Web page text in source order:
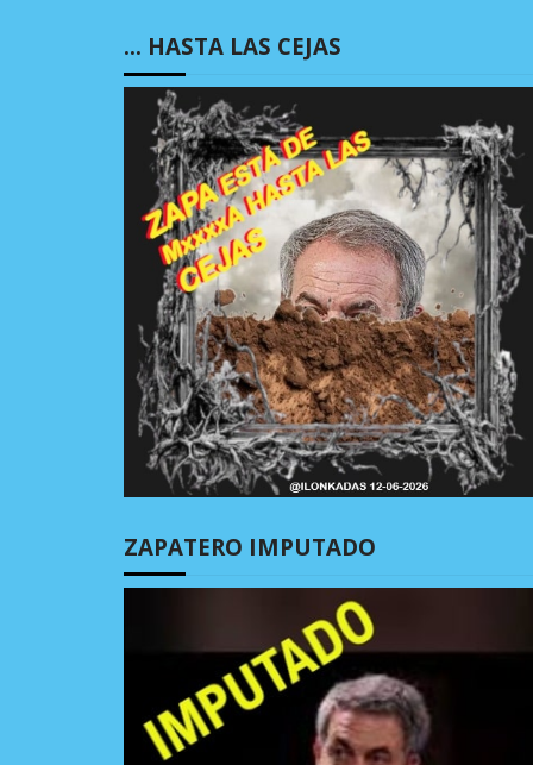
… HASTA LAS CEJAS
ZAPATERO IMPUTADO